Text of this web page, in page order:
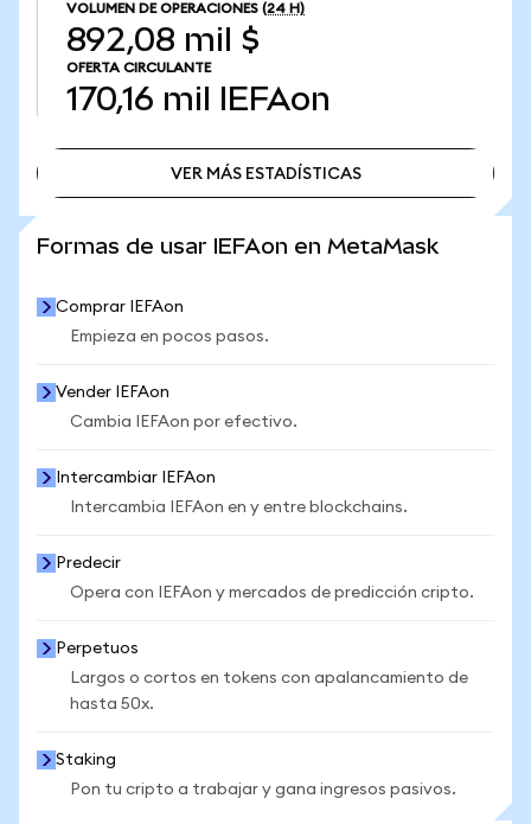
VOLUMEN DE OPERACIONES (24 H)
892,08 mil $
OFERTA CIRCULANTE
170,16 mil IEFAon
VER MÁS ESTADÍSTICAS
Formas de usar IEFAon en MetaMask
Comprar IEFAon
Empieza en pocos pasos.
Vender IEFAon
Cambia IEFAon por efectivo.
Intercambiar IEFAon
Intercambia IEFAon en y entre blockchains.
Predecir
Opera con IEFAon y mercados de predicción cripto.
Perpetuos
Largos o cortos en tokens con apalancamiento de
hasta 50x.
Staking
Pon tu cripto a trabajar y gana ingresos pasivos.